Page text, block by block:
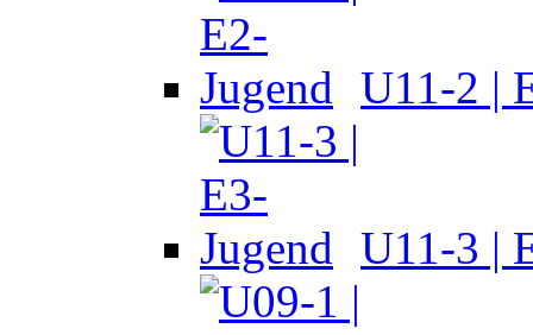
U11-2 |
U11-3 |